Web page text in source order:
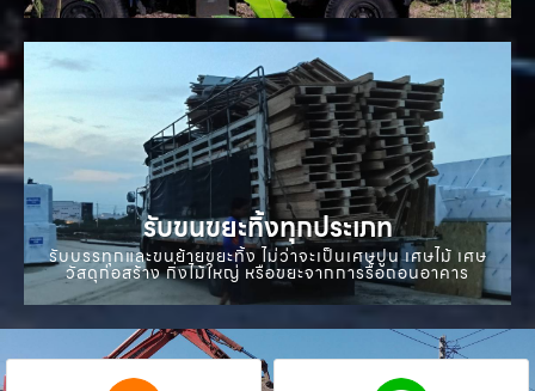
รับขนขยะทิ้งทุกประเภท
รับบรรทุกและขนย้ายขยะทิ้ง ไม่ว่าจะเป็นเศษปูน เศษไม้ เศษ
วัสดุก่อสร้าง กิ่งไม้ใหญ่ หรือขยะจากการรื้อถอนอาคาร